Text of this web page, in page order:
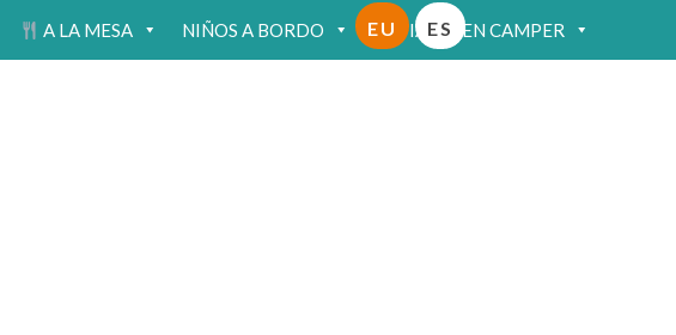
A LA MESA NIÑOS A BORDO VIAJAR EN CAMPER
EU ES